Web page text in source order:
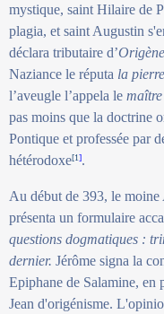
mystique, saint Hilaire de
plagia, et saint Augustin
déclara tributaire d’
Naziance le réputa la
l’aveugle l’appela le maître
pas moins que la doctrine
Pontique et professée par
hétérodoxe[1].
Au début de 393, le moine
présenta un formulaire
questions dogmatiques :
dernier. Jérôme signa la
Epiphane de Salamine, en
Jean d'origénisme.